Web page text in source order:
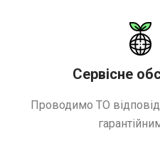
Сервісне
Проводимо ТО